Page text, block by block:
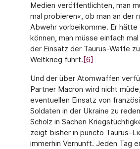
Medien veröffentlichten, man
mal probieren«, ob man an der
Abwehr vorbeikomme. Er hätte
können, man müsse einfach
der Einsatz der Taurus-Waffe
Weltkrieg führt.[6]
Und der über Atomwaffen
Partner Macron wird nicht
eventuellen Einsatz von
Soldaten in der Ukraine zu
Scholz in Sachen
zeigt bisher in puncto Taurus-
immerhin Vernunft. Jeden Tag